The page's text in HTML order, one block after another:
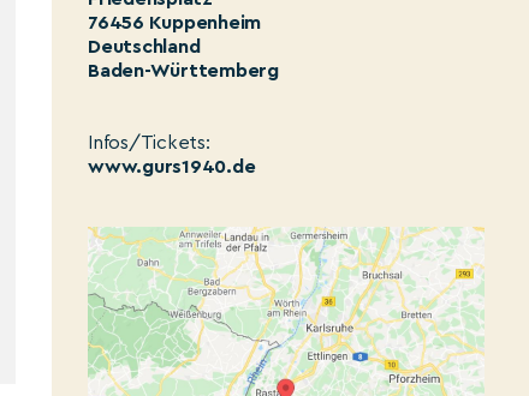
76456 Kuppenheim
Deutschland
Baden-Württemberg
Infos/Tickets:
www.gurs1940.de